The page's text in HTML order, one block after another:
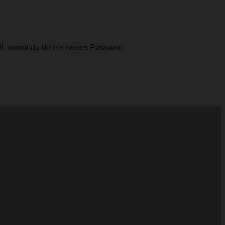
womit du dir ein neues Passwort